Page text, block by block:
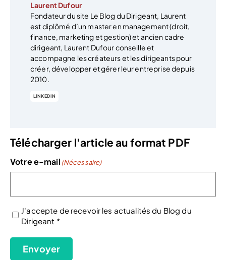
Laurent Dufour
Fondateur du site Le Blog du Dirigeant, Laurent
est diplômé d’un master en management (droit,
finance, marketing et gestion) et ancien cadre
dirigeant, Laurent Dufour conseille et
accompagne les créateurs et les dirigeants pour
créer, développer et gérer leur entreprise depuis
2010.
LINKEDIN
Télécharger l'article au format PDF
Votre e-mail (Nécessaire)
(Nécessaire)
J'accepte de recevoir les actualités du Blog du
Dirigeant *
Envoyer